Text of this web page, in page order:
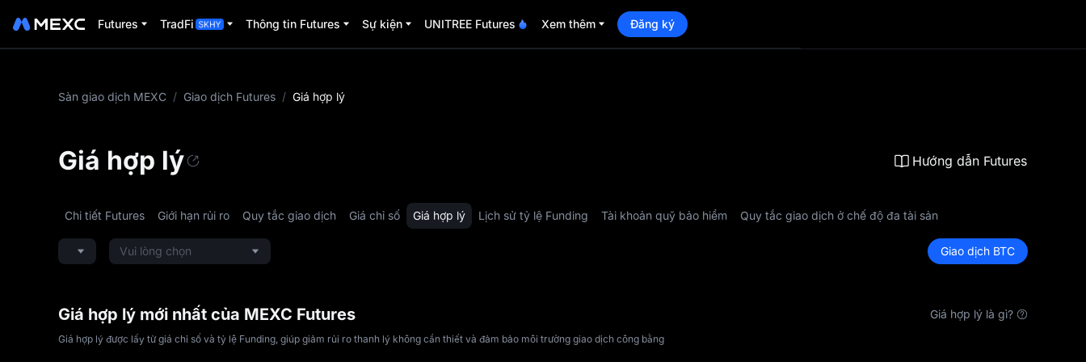
Futures TradFi Thông tin Futures Sự kiện UNITREE Futures Xem thêm Đăng ký
Sàn giao dịch MEXC / Giao dịch Futures / Giá hợp lý
Giá hợp lý Hướng dẫn Futures
Chi tiết Futures Giới hạn rủi ro Quy tắc giao dịch Giá chỉ số Giá hợp lý Lịch sử tỷ lệ Funding Tài khoản quỹ bảo hiểm Quy tắc giao dịch ở chế độ đa tài sản
Vui lòng chọn Giao dịch BTC
Giá hợp lý mới nhất của MEXC Futures Giá hợp lý là gì?
Giá hợp lý được lấy từ giá chỉ số và tỷ lệ Funding, giúp giảm rủi ro thanh lý không cần thiết và đảm bảo môi trường giao dịch công bằng